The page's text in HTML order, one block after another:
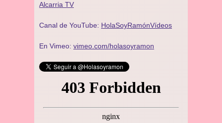
Alcarria TV
Canal de YouTube: HolaSoyRamónVídeos
En Vimeo: vimeo.com/holasoyramon